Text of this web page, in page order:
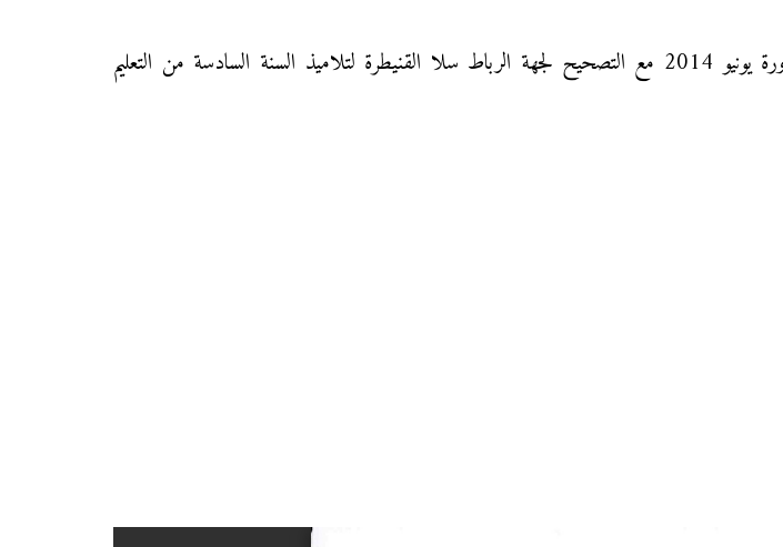
نموذج من الامتحان الإقليمي في مادة اللغة الفرنسية مديرية سيدي سليمان دورة يونيو 2014 مع التصحيح لجهة الرباط سلا القنيطرة لتلاميذ السنة السادسة من التعليم